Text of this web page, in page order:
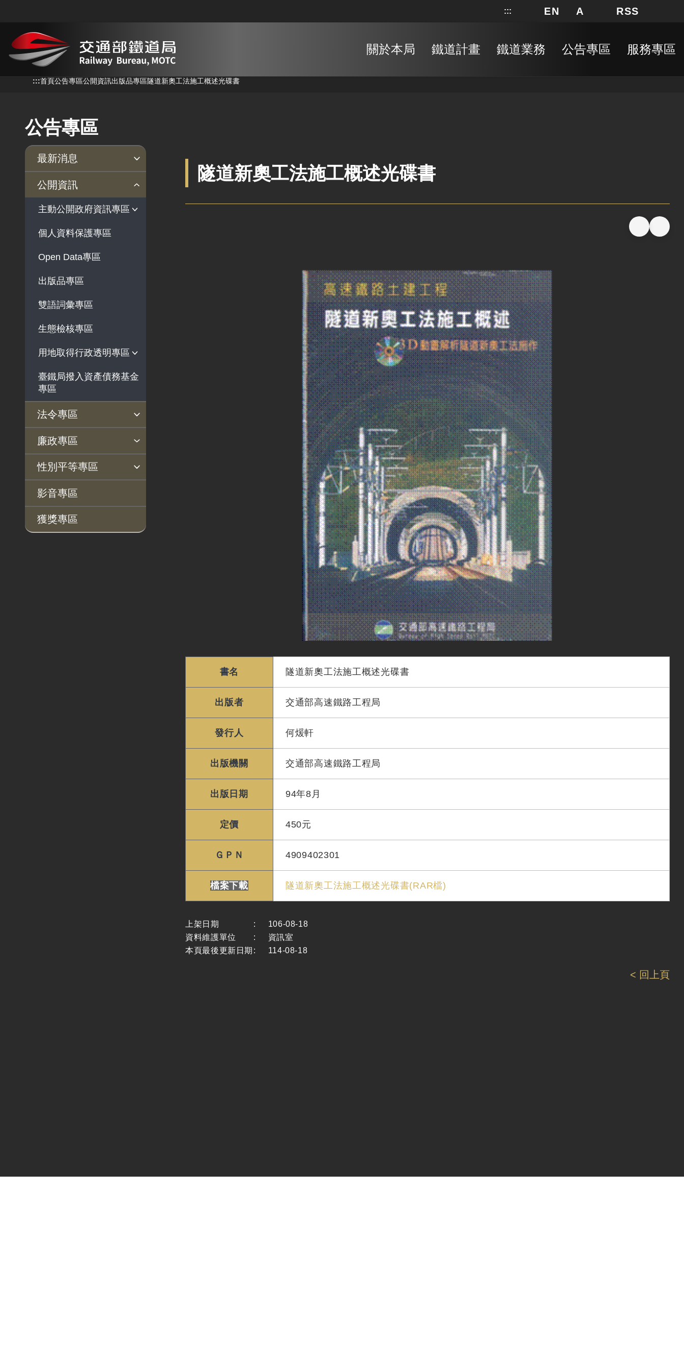
::: 網站地圖
EN A 局長信箱
RSS
關於本局 鐵道計畫 鐵道業務 公告專區 服務專區
:::首頁公告專區公開資訊出版品專區隧道新奧工法施工概述光碟書
公告專區
最新消息
新聞稿
公聽會
公告事項
公開資訊
主動公開政府資訊專區
法律及法規命令
解釋性規定及裁量基
政府機關資訊
行政指導有關文書
及研究報告
預算與決算書
契約
政策宣導廣告支出
個人資料保護專區
Open Data專區
出版品專區
雙語詞彙專區
生態檢核專區
用地取得行政透明專區
用地公告
用地法規
徵收案件資訊
臺鐵局撥入資產債務基金
專區
法令專區
法令查詢
解釋性規定及裁量基準
法令英譯徵集意見專區
訴願文件下載
相關實務判解
相關網站資源
廉政專區
揭弊者保護專區
廉政訊息
利益衝突迴避園地
公務員廉政倫理規範
公職人員財產申報園地
廉政檢舉管道
桃地計畫廉政平臺專網
桃地計畫
廉政平臺
啟動儀式及交流座談
性別平等專區
性別平等工作小組
宣傳事項
性別平等推動計畫
性別平等統計分析
性別平等影響評估
性騷擾防治
相關網站
影音專區
獲獎專區
隧道新奧工法施工概述光碟書
書名 隧道新奧工法施工概述光碟書
出版者 交通部高速鐵路工程局
發行人 何煖軒
出版機關 交通部高速鐵路工程局
出版日期 94年8月
定價 450元
ＧＰＮ 4909402301
檔案下載 隧道新奧工法施工概述光碟書(RAR檔)
上架日期 :
106-08-18
資料維護單位
:
資訊室
本頁最後更新日期 : 114-08-18
< 回上頁